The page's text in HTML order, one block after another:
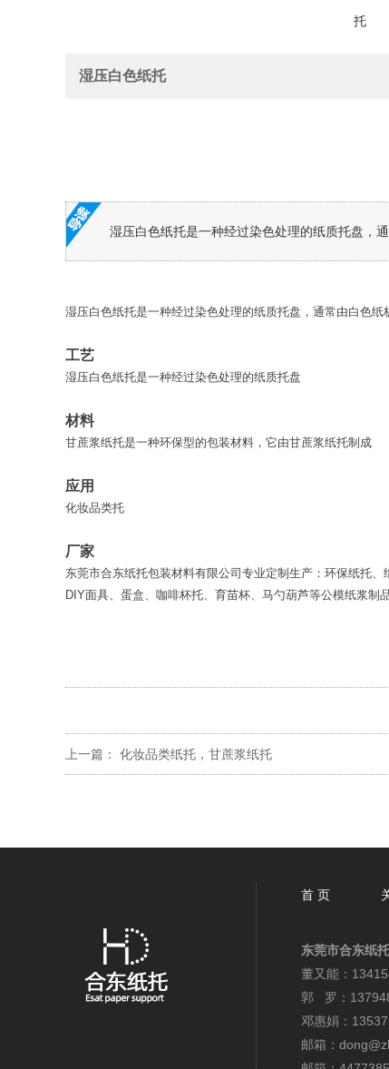
托
湿压白色纸托
湿压白色纸托是一种经过染色处理的纸质托盘，
湿压白色纸托是一种经过染色处理的纸质托盘，通常由白色
工艺
湿压白色纸托是一种经过染色处理的纸质托盘
材料
甘蔗浆纸托是一种环保型的包装材料，它由甘蔗浆纸托制成
应用
化妆品类托
厂家
东莞市合东纸托包装材料有限公司专业定制生产：环保纸托
DIY面具、蛋盒、咖啡杯托、育苗杯、马勺葫芦等公模纸浆制
上一篇： 化妆品类纸托，甘蔗浆纸托
首 页
东莞市合东纸
董又能：
郭 罗：
邓惠娟：
邮箱：